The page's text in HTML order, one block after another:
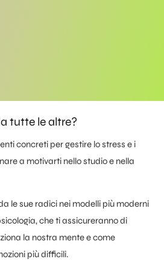
tutte le altre?
concreti per gestire lo stress e i
a motivarti nello studio e nella
le sue radici nei modelli più moderni
che ti assicureranno di
la nostra mente e come
più difficili.